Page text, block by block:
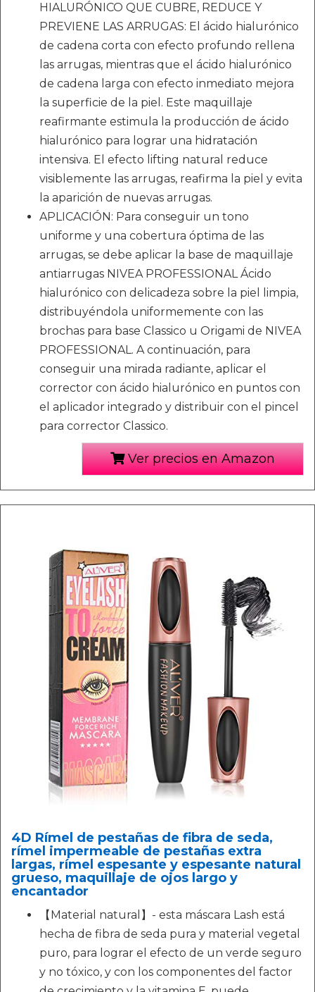
HIALURÓNICO QUE CUBRE, REDUCE Y
PREVIENE LAS ARRUGAS: El ácido hialurónico
de cadena corta con efecto profundo rellena
las arrugas, mientras que el ácido hialurónico
de cadena larga con efecto inmediato mejora
la superficie de la piel. Este maquillaje
reafirmante estimula la producción de ácido
hialurónico para lograr una hidratación
intensiva. El efecto lifting natural reduce
visiblemente las arrugas, reafirma la piel y evita
la aparición de nuevas arrugas.
APLICACIÓN: Para conseguir un tono
uniforme y una cobertura óptima de las
arrugas, se debe aplicar la base de maquillaje
antiarrugas NIVEA PROFESSIONAL Ácido
hialurónico con delicadeza sobre la piel limpia,
distribuyéndola uniformemente con las
brochas para base Classico u Origami de NIVEA
PROFESSIONAL. A continuación, para
conseguir una mirada radiante, aplicar el
corrector con ácido hialurónico en puntos con
el aplicador integrado y distribuir con el pincel
para corrector Classico.
Ver precios en Amazon
4D Rímel de pestañas de fibra de seda,
rímel impermeable de pestañas extra
largas, rímel espesante y espesante natural
grueso, maquillaje de ojos largo y
encantador
【Material natural】- esta máscara Lash está
hecha de fibra de seda pura y material vegetal
puro, para lograr el efecto de un verde seguro
y no tóxico, y con los componentes del factor